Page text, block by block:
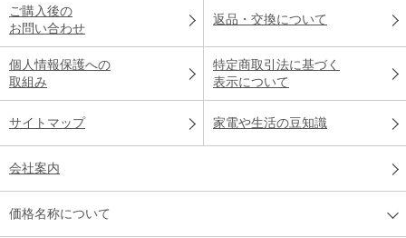
ご購入後の
お問い合わせ
返品・交換について
個人情報保護への
取組み
特定商取引法に基づく
表示について
サイトマップ 家電や生活の豆知識
会社案内
価格名称について